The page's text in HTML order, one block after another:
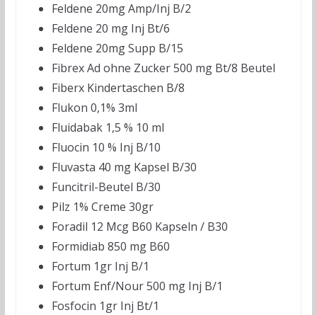
Feldene 20mg Amp/Inj B/2
Feldene 20 mg Inj Bt/6
Feldene 20mg Supp B/15
Fibrex Ad ohne Zucker 500 mg Bt/8 Beutel
Fiberx Kindertaschen B/8
Flukon 0,1% 3ml
Fluidabak 1,5 % 10 ml
Fluocin 10 % Inj B/10
Fluvasta 40 mg Kapsel B/30
Funcitril-Beutel B/30
Pilz 1% Creme 30gr
Foradil 12 Mcg B60 Kapseln / B30
Formidiab 850 mg B60
Fortum 1gr Inj B/1
Fortum Enf/Nour 500 mg Inj B/1
Fosfocin 1gr Inj Bt/1